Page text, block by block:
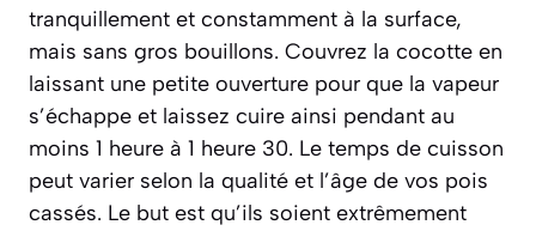
tranquillement et constamment à la surface,
mais sans gros bouillons. Couvrez la cocotte en
laissant une petite ouverture pour que la vapeur
s’échappe et laissez cuire ainsi pendant au
moins 1 heure à 1 heure 30. Le temps de cuisson
peut varier selon la qualité et l’âge de vos pois
cassés. Le but est qu’ils soient extrêmement